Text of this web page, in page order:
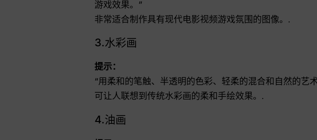
游戏效果。”
非常适合制作具有现代电影视频游戏氛围的图像。.
3.水彩画
提示：
“用柔和的笔触、半透明的色彩、轻柔的混合和自然的艺
可让人联想到传统水彩画的柔和手绘效果。.
4.油画